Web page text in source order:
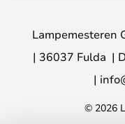
Lampemesteren
36037 Fulda
© 2026